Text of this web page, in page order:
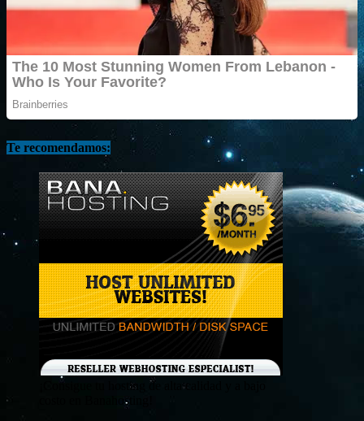
Te recomendamos:
¡Consigue tu hosting de alta calidad y a bajo
costo en Banahosting!